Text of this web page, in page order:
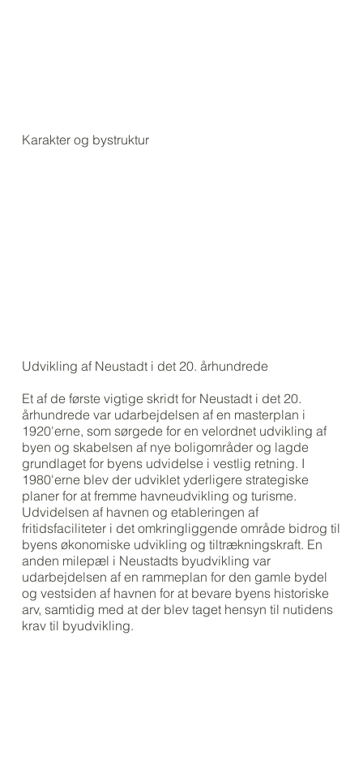
Karakter og bystruktur
Et af de første vigtige skridt for Neustadt i det 20.
århundrede var udarbejdelsen af en masterplan i
1920'erne, som sørgede for en velordnet udvikling af
byen og skabelsen af nye boligområder og lagde
grundlaget for byens udvidelse i vestlig retning. I
1980'erne blev der udviklet yderligere strategiske
planer for at fremme havneudvikling og turisme.
Udvidelsen af havnen og etableringen af
fritidsfaciliteter i det omkringliggende område bidrog til
byens økonomiske udvikling og tiltrækningskraft. En
anden milepæl i Neustadts byudvikling var
udarbejdelsen af en rammeplan for den gamle bydel
og vestsiden af havnen for at bevare byens historiske
arv, samtidig med at der blev taget hensyn til nutidens
krav til byudvikling.
Udvikling af Neustadt i det 20. århundrede